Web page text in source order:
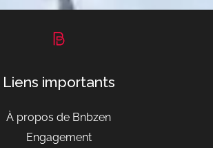
Liens importants
À propos de Bnbzen
Engagement